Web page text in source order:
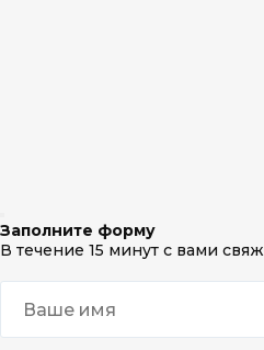
Заполните форму
В течение 15 минут с вами